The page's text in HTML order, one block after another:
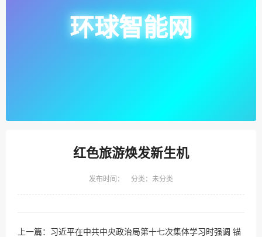
环球智能网
红色旅游焕发新生机
发布时间： 分类：未分类
上一篇： 习近平在中共中央政治局第十七次集体学习时强调 锚